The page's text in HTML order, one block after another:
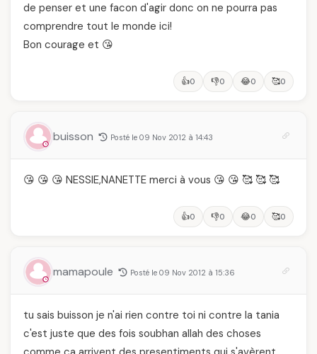
de penser et une facon d'agir donc on ne pourra pas
comprendre tout le monde ici!
Bon courage et 😘
👍0 👎0 😂0 🥰0
buisson Posté le 09 Nov 2012 à 14:43
😘 😘 😘 NESSIE,NANETTE merci à vous 😘 😘 🥰 🥰 🥰
👍0 👎0 😂0 🥰0
mamapoule Posté le 09 Nov 2012 à 15:36
tu sais buisson je n'ai rien contre toi ni contre la tania
c'est juste que des fois soubhan allah des choses